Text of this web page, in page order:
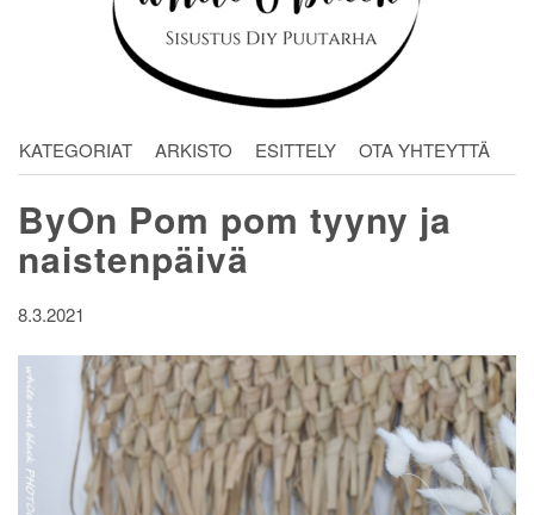
KATEGORIAT ARKISTO ESITTELY OTA YHTEYTTÄ
ByOn Pom pom tyyny ja
naistenpäivä
8.3.2021